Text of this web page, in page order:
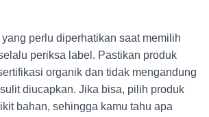
perlu diperhatikan saat memilih
periksa label. Pastikan produk
organik dan tidak mengandung
diucapkan. Jika bisa, pilih produk
bahan, sehingga kamu tahu apa